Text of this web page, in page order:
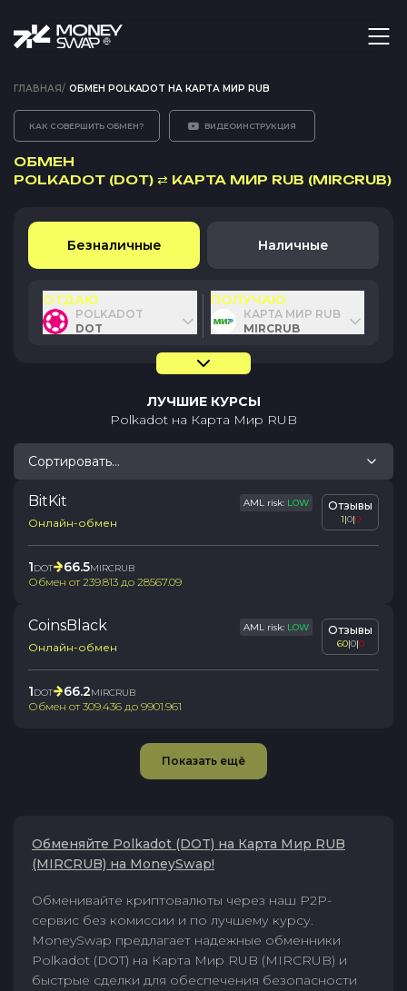
ГЛАВНАЯ/ ОБМЕН POLKADOT НА КАРТА МИР RUB
КАК СОВЕРШИТЬ ОБМЕН? ВИДЕОИНСТРУКЦИЯ
ОБМЕН
POLKADOT (DOT) ⇄ КАРТА МИР RUB (MIRCRUB)
Безналичные Наличные
ОТДАЮ
POLKADOT
DOT
ПОЛУЧАЮ
КАРТА МИР RUB
MIRCRUB
ЛУЧШИЕ КУРСЫ
Polkadot на Карта Мир RUB
Сортировать...
BitKit AML risk: LOW
Онлайн-обмен
Отзывы
1|0|0
1DOT 66.5MIRCRUB
Обмен от239.813 до 28567.09
CoinsBlack AML risk: LOW
Онлайн-обмен
Отзывы
60|0|0
1DOT 66.2MIRCRUB
Обмен от309.436 до 9901.961
Показать ещё
Обменяйте Polkadot (DOT) на Карта Мир RUB
(MIRCRUB) на MoneySwap!
Обменивайте криптовалюты через наш P2P-
сервис без комиссии и по лучшему курсу.
MoneySwap предлагает надежные обменники
Polkadot (DOT) на Карта Мир RUB (MIRCRUB) и
быстрые сделки для обеспечения безопасности